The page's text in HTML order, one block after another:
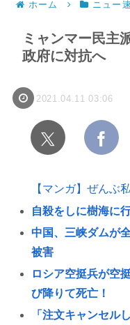
ホーム ニュー速
ミャンマー民主
政府に対抗へ
2021.04.11 03:06
【マンガ】ぜんぶ
自殺をしに樹海に
中国、三峡ダムが
被害
ロシア空挺兵が空
び降りて死亡！
「注文キャンセル